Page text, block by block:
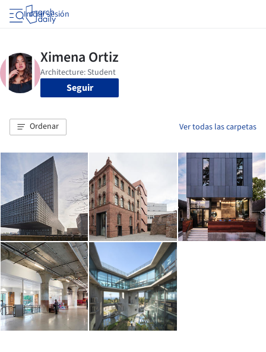
Iniciar sesión
Seguir
Ordenar Ver todas las carpetas